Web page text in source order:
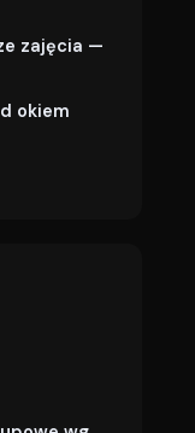
zajęcia —
okiem